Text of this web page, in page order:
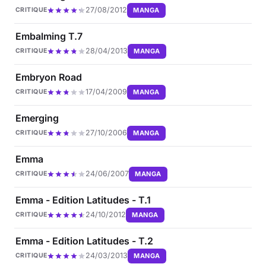
CRITIQUE 27/08/2012 MANGA
Embalming T.7
CRITIQUE 28/04/2013 MANGA
Embryon Road
CRITIQUE 17/04/2009 MANGA
Emerging
CRITIQUE 27/10/2006 MANGA
Emma
CRITIQUE 24/06/2007 MANGA
Emma - Edition Latitudes - T.1
CRITIQUE 24/10/2012 MANGA
Emma - Edition Latitudes - T.2
CRITIQUE 24/03/2013 MANGA